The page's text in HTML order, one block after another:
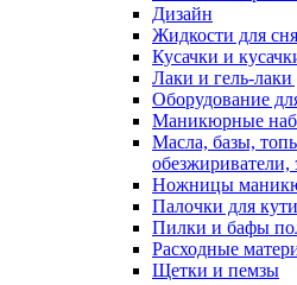
Дизайн
Жидкости для
Кусачки и
Лаки и гель-лаки
Оборудование
Маникюрные
Масла, базы,
обезжириватели,
Ножницы
Палочки для
Пилки и бафы
Расходные
Щетки и пемзы